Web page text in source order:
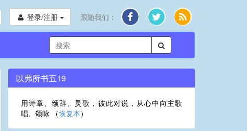
登录/注册 跟随我们：
以弗所书五19
用诗章、颂辞、灵歌，彼此对说，从心中向主歌
唱、颂咏 （恢复本）